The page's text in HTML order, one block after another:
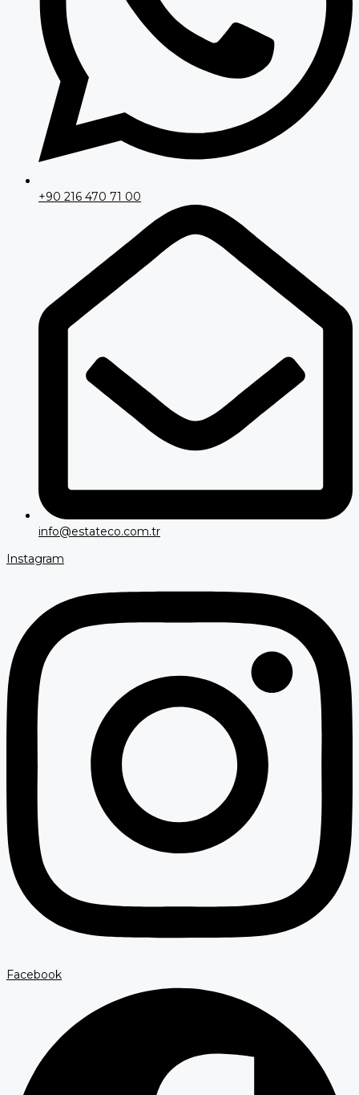
+90 216 470 71 00
info@estateco.com.tr
Instagram
Facebook